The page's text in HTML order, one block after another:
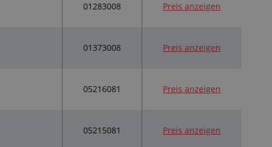
01283008 Preis anzeigen
01373008 Preis anzeigen
05216081 Preis anzeigen
05215081 Preis anzeigen